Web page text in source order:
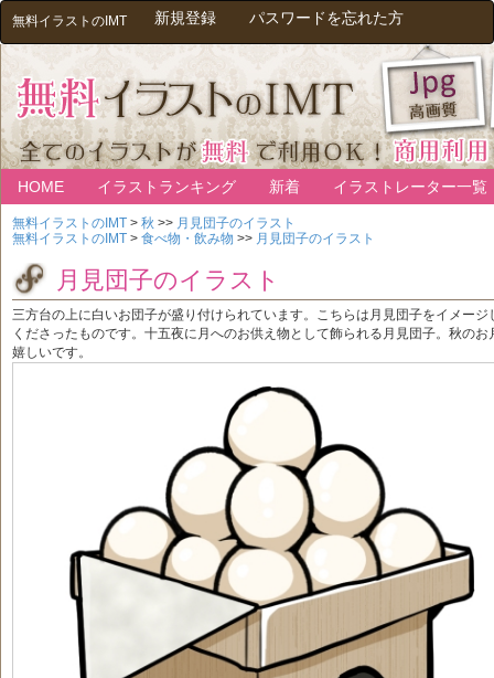
無料イラストのIMT 新規登録 パスワードを忘れた方
HOME イラストランキング 新着 イラストレーター一覧
無料イラストのIMT > 秋 >> 月見団子のイラスト
無料イラストのIMT > 食べ物・飲み物 >> 月見団子のイラスト
月見団子のイラスト
三方台の上に白いお団子が盛り付けられています。こちらは月見団子をイメー
くださったものです。十五夜に月へのお供え物として飾られる月見団子。秋の
嬉しいです。